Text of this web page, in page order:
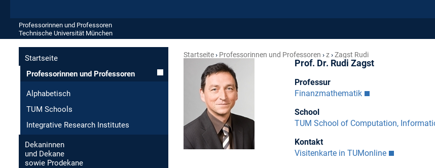
Professorinnen und Professoren
Technische Universität München
Startseite
Professorinnen und Professoren
Alphabetisch
TUM Schools
Integrative Research Institutes
Dekaninnen
und Dekane
sowie Prodekane
Startseite Professorinnen und Professoren z Zagst Rudi
Prof. Dr. Rudi Zagst
Professur
Finanzmathematik
School
TUM School of Computation,
Kontakt
Visitenkarte in TUMonline